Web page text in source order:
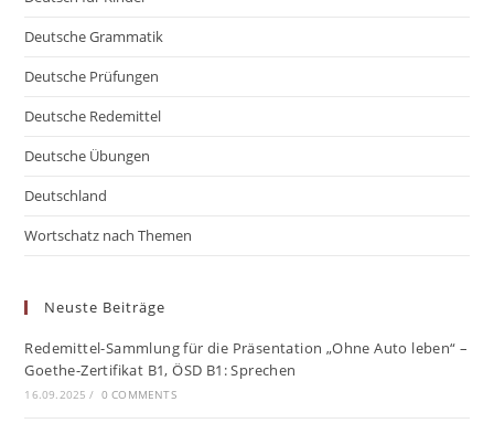
Deutsche Grammatik
Deutsche Prüfungen
Deutsche Redemittel
Deutsche Übungen
Deutschland
Wortschatz nach Themen
Neuste Beiträge
Redemittel-Sammlung für die Präsentation „Ohne Auto leben“ –
Goethe-Zertifikat B1, ÖSD B1: Sprechen
16.09.2025 / 0 COMMENTS